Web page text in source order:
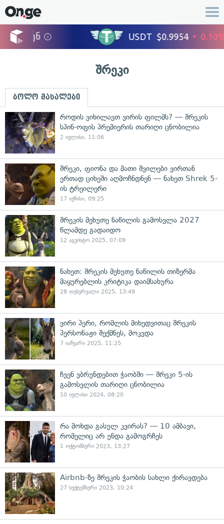
შრეკი
ბოლო მასალები
როდის ვიხილავთ ვირის ფილმს? — შრეკის
სპინ-ოფის პრემიერის თარიღი ცნობილია
2 ივლისი, 11:06
შრეკი, ფიონა და მათი შვილები ვირთან
ერთად ციხეში აღმოჩნდნენ — ნახეთ Shrek 5-
ის ტრეილერი
17 ივნისი, 09:25
შრეკის მეხუთე ნაწილის გამოსვლა 2027
წლამდე გადაიდო
12 აგვისტო 2025, 07:09
ნახეთ: შრეკის მეხუთე ნაწილის თიზერმა
მაყურებლის კრიტიკა დაიმსახურა
28 თებერვალი 2025, 13:49
ვირი პერი, რომლის მიხედვითაც შრეკის
პერსონაჟი შექმნეს, მოკვდა
7 იანვარი 2025, 11:25
ჩვენ ვბრუნდებით ჭაობში — შრეკი 5-ის
გამოსვლის თარიღი ცნობილია
10 ივლისი 2024, 08:20
რა მოხდა გასულ კვირას? — 10 ამბავი,
რომელიც არ უნდა გამოგრჩეს
1 ოქტომბერი 2023, 13:27
Airbnb-ზე შრეკის ჭაობის სახლი ქირავდება
27 სექტემბერი 2023, 10:24